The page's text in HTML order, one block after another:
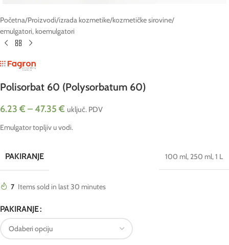
Početna/Proizvodi/izrada kozmetike/kozmetičke sirovine/
emulgatori, koemulgatori
Polisorbat 60 (Polysorbatum 60)
6.23 € –47.35 € uključ. PDV
Emulgator topljiv u vodi.
PAKIRANJE 100 ml, 250 ml,1 L
7 Items sold in last 30 minutes
PAKIRANJE